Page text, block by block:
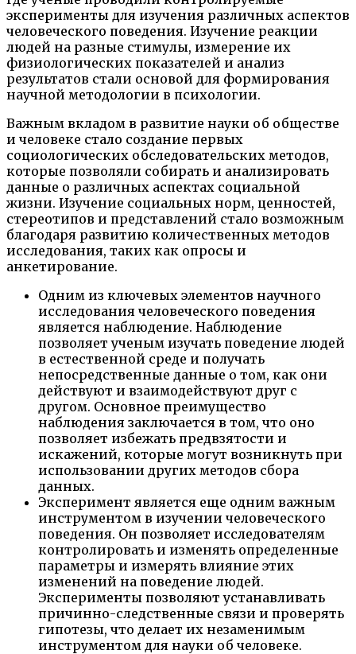
эксперименты для изучения различных аспектов
человеческого поведения. Изучение реакции
людей на разные стимулы, измерение их
физиологических показателей и анализ
результатов стали основой для формирования
научной методологии в психологии.
Важным вкладом в развитие науки об обществе
и человеке стало создание первых
социологических обследовательских методов,
которые позволяли собирать и анализировать
данные о различных аспектах социальной
жизни. Изучение социальных норм, ценностей,
стереотипов и представлений стало возможным
благодаря развитию количественных методов
исследования, таких как опросы и
анкетирование.
Одним из ключевых элементов научного
исследования человеческого поведения
является наблюдение. Наблюдение
позволяет ученым изучать поведение людей
в естественной среде и получать
непосредственные данные о том, как они
действуют и взаимодействуют друг с
другом. Основное преимущество
наблюдения заключается в том, что оно
позволяет избежать предвзятости и
искажений, которые могут возникнуть при
использовании других методов сбора
данных.
Эксперимент является еще одним важным
инструментом в изучении человеческого
поведения. Он позволяет исследователям
контролировать и изменять определенные
параметры и измерять влияние этих
изменений на поведение людей.
Эксперименты позволяют устанавливать
причинно-следственные связи и проверять
гипотезы, что делает их незаменимым
инструментом для науки об человеке.